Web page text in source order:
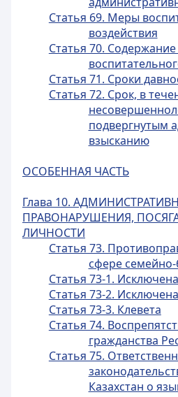
Статья 69. Меры
воздействия
Статья 70.
Статья 71. Сроки
Статья 72. Срок, в
подвергнутым
взысканию
ОСОБЕННАЯ ЧАСТЬ
Глава 10.
ПРАВОНАРУШЕНИЯ,
ЛИЧНОСТИ
Статья 73.
сфере
Статья 73-1. Исключена
Статья 73-2. Исключена
Статья 73-3. Клевета
Статья 74.
гражданства
Статья 75.
Казахстан о